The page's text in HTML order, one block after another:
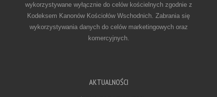
wykorzystywane wyłącznie do celów kościelnych zgodnie z
Kodeksem Kanonów Kościołów Wschodnich. Zabrania się
wykorzystywania danych do celów marketingowych oraz
komercyjnych.
AKTUALNOŚCI